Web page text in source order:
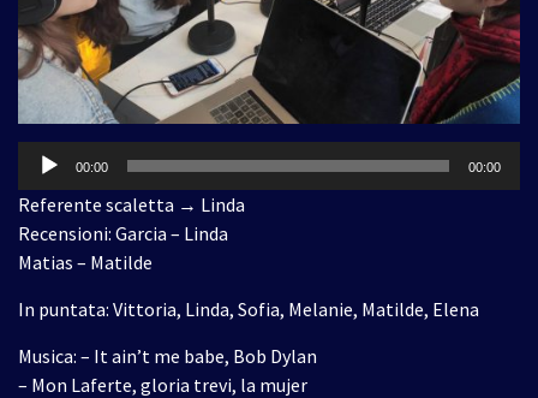
Audio
00:00 00:00
Referente scaletta → Linda
Recensioni: Garcia – Linda
Matias – Matilde
In puntata: Vittoria, Linda, Sofia, Melanie, Matilde, Elena
Musica: – It ain’t me babe, Bob Dylan
– Mon Laferte, gloria trevi, la mujer